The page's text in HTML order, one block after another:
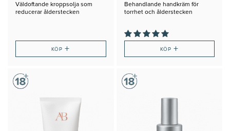
Väldoftande kroppsolja som
reducerar ålderstecken
KÖP+
Behandlande handkräm för
torrhet och ålderstecken
KÖP +